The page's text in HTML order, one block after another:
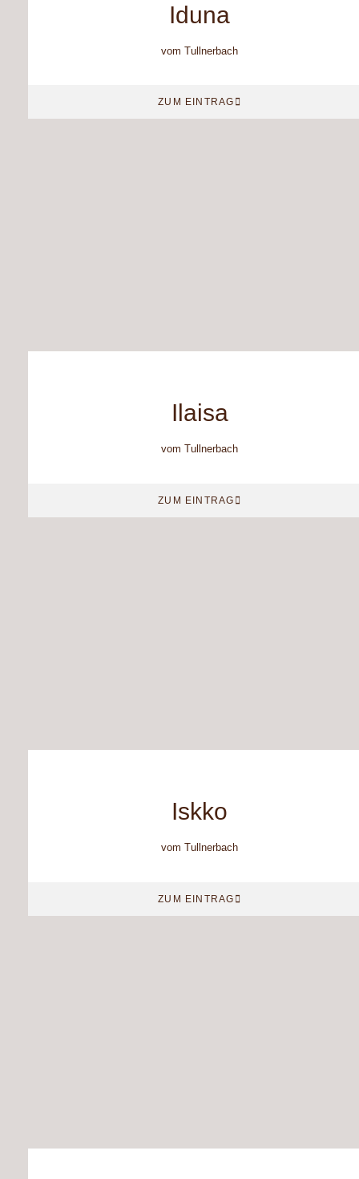
Iduna
vom Tullnerbach
ZUM EINTRAG
Ilaisa
vom Tullnerbach
ZUM EINTRAG
Iskko
vom Tullnerbach
ZUM EINTRAG